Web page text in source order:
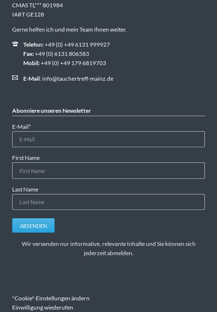
CMAS TL*** 801984
IART GE128
Gerne helfen ich und mein Team Ihnen weiter.
Telefon:+49 (0) +49 6131 999927
Fax:+49 (0) 6131 806583
Mobil:+49 (0) +49 179 6819703
E-Mail: info@tauchertreff-mainz.de
Abonniere unseren Newsletter
Pflichtfeld
E-Mail*
First Name
Last Name
ABSENDEN
Wir versenden nur informative, relevante Inhalte und Sie können sich
jederzeit abmelden.
"Cookie"-Einstellungen ändern
Einwilligung wiederufen